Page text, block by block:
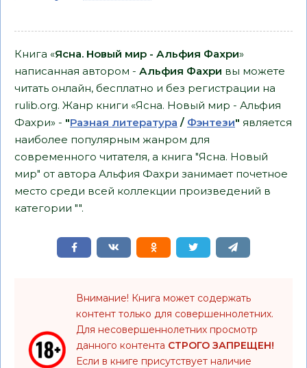
Книга «Ясна. Новый мир - Альфия Фахри»
написанная автором - Альфия Фахри вы можете
читать онлайн, бесплатно и без регистрации на
rulib.org. Жанр книги «Ясна. Новый мир - Альфия
Фахри» - "Разная литература / Фэнтези" является
наиболее популярным жанром для
современного читателя, а книга "Ясна. Новый
мир" от автора Альфия Фахри занимает почетное
место среди всей коллекции произведений в
категории "".
Внимание! Книга может содержать
контент только для совершеннолетних.
Для несовершеннолетних просмотр
данного контента СТРОГО ЗАПРЕЩЕН!
Если в книге присутствует наличие